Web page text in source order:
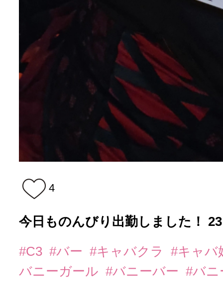
4
今日ものんびり出勤しました！
#C3 #バー #キャバクラ
#キャバ
バニーガール #バニーバー #バ